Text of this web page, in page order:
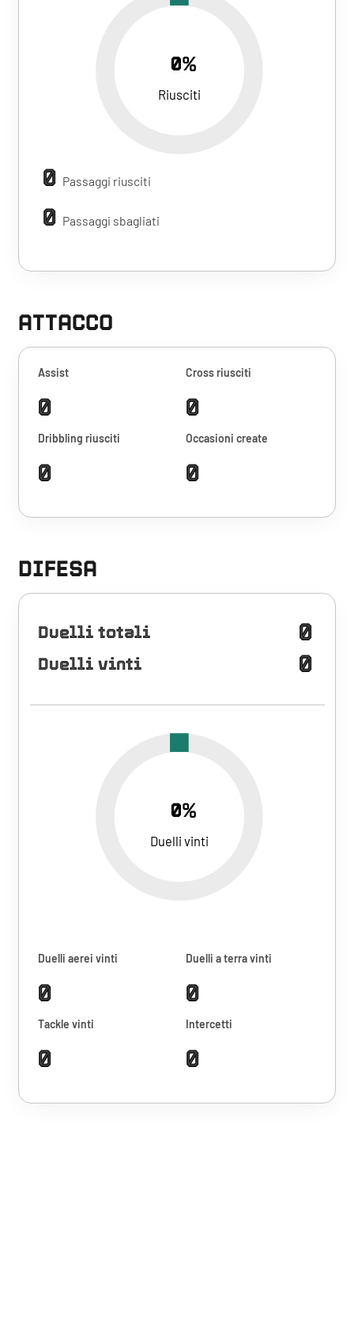
0%
Riusciti
0 Passaggi riusciti
0 Passaggi sbagliati
ATTACCO
Assist
0
Cross riusciti
0
Dribbling riusciti
0
Occasioni create
0
DIFESA
Duelli totali 0
Duelli vinti 0
0%
Duelli vinti
Duelli aerei vinti
0
Duelli a terra vinti
0
Tackle vinti
0
Intercetti
0